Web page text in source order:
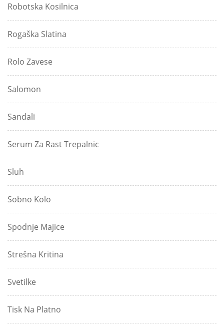
Robotska Kosilnica
Rogaška Slatina
Rolo Zavese
Salomon
Sandali
Serum Za Rast Trepalnic
Sluh
Sobno Kolo
Spodnje Majice
Strešna Kritina
Svetilke
Tisk Na Platno